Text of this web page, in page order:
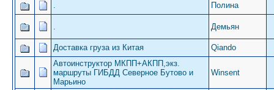
.
Полина
. Демьян
Доставка груза из Китая
Qiando
Автоинструктор МКПП+АКПП,экз.
маршруты ГИБДД Северное Бутово и
Марьино
Winsent